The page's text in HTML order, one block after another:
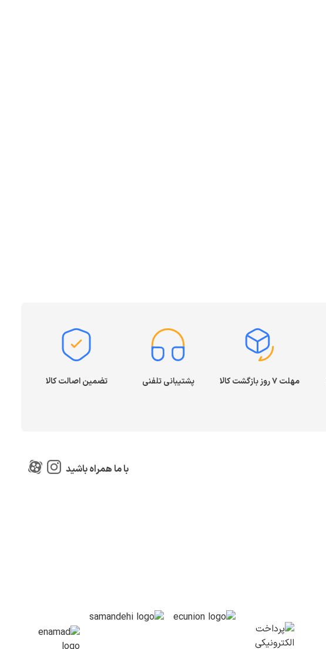
مهلت ۷ روز بازگشت کالا پشتیبانی تلفنی تضمین اصالت کالا
با ما همراه باشید